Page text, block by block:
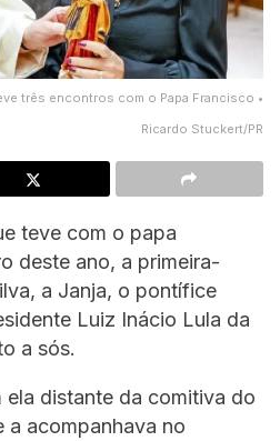
três encontros com o Papa Francisco •
Ricardo Stuckert/PR
teve com o papa
deste ano, a primeira-
a Janja, o pontífice
Luiz Inácio Lula da
a sós.
distante da comitiva do
a acompanhava no